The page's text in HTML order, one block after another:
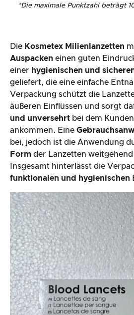
*Die maximale Punktzahl beträgt
Die Kosmetex Milienlanzetten
Auspacken einen guten
einer hygienischen und
geliefert, die eine einfache
Verpackung schützt die
äußeren Einflüssen und sorgt
und unversehrt bei dem
ankommen. Eine
bei, jedoch ist die Anwendung
Form der Lanzetten
Insgesamt hinterlässt die
funktionalen und hygienischen